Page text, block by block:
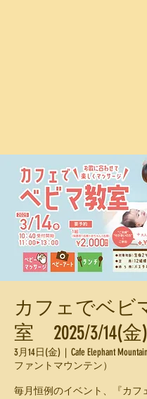
カフェでベビ
室 2025/3/14(金)
3月14日(金)
  |
Cafe Elephant
ファントマウンテン）
毎月恒例のイベント、『カフ